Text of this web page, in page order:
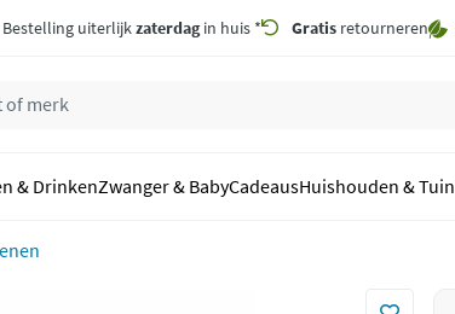
Bestelling uiterlijkzaterdagin huis * Gratis retourneren
& DrinkenZwanger & BabyCadeausHuishouden & Tuin